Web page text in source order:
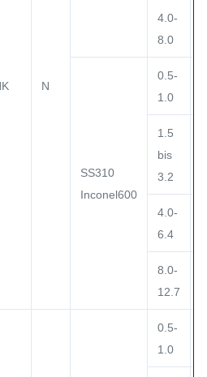
N
4.0-
8.0
SS310
Inconel600
0.5-
1.0
1.5
bis
3.2
4.0-
6.4
8.0-
12.7
0.5-
1.0